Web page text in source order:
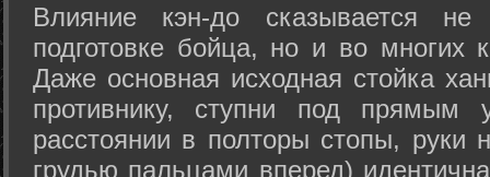
Влияние кэн-до сказывается не
подготовке бойца, но и во многих
Даже основная исходная стойка
противнику, ступни под прямым
расстоянии в полторы стопы, руки
грудью пальцами вперед)